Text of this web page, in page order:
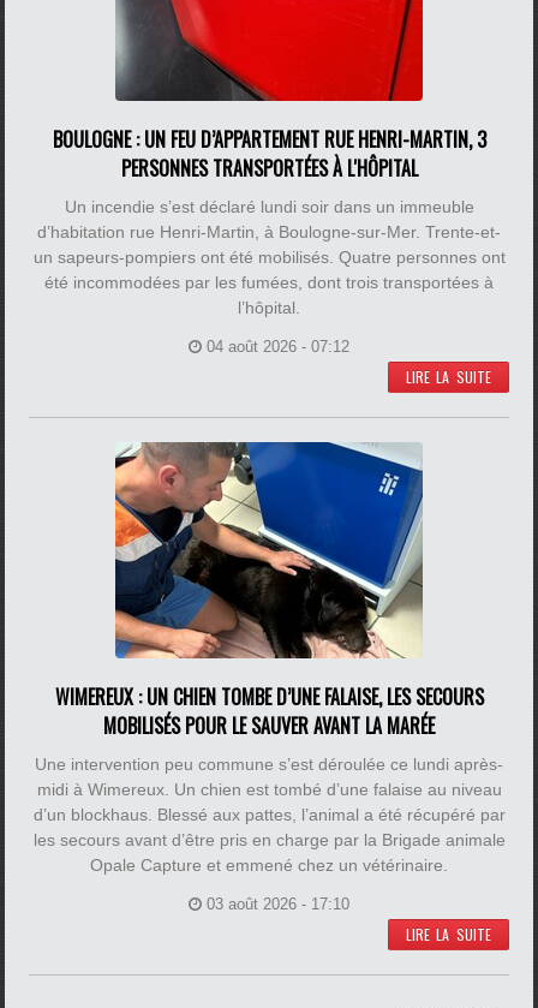
BOULOGNE : UN FEU D’APPARTEMENT RUE HENRI-MARTIN, 3
PERSONNES TRANSPORTÉES À L'HÔPITAL
Un incendie s’est déclaré lundi soir dans un immeuble
d’habitation rue Henri-Martin, à Boulogne-sur-Mer. Trente-et-
un sapeurs-pompiers ont été mobilisés. Quatre personnes ont
été incommodées par les fumées, dont trois transportées à
l’hôpital.
04 août 2026 - 07:12
LIRE LA SUITE
WIMEREUX : UN CHIEN TOMBE D’UNE FALAISE, LES SECOURS
MOBILISÉS POUR LE SAUVER AVANT LA MARÉE
Une intervention peu commune s’est déroulée ce lundi après-
midi à Wimereux. Un chien est tombé d’une falaise au niveau
d’un blockhaus. Blessé aux pattes, l’animal a été récupéré par
les secours avant d’être pris en charge par la Brigade animale
Opale Capture et emmené chez un vétérinaire.
03 août 2026 - 17:10
LIRE LA SUITE